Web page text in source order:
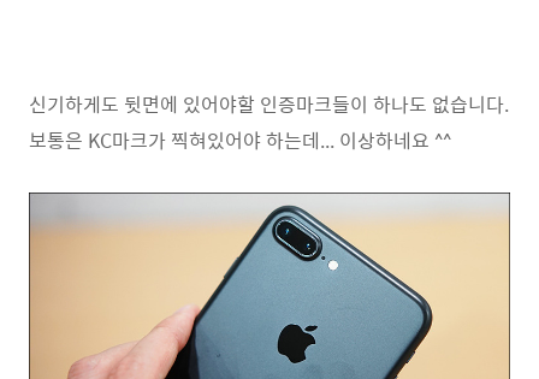
신기하게도 뒷면에 있어야할 인증마크들이 하나도 없습니다.
보통은 KC마크가 찍혀있어야 하는데... 이상하네요 ^^